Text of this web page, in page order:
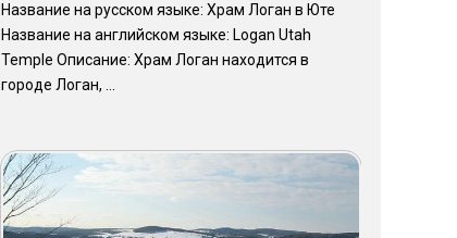
Название на русском языке: Храм Логан в Юте
Название на английском языке: Logan Utah
Temple Описание: Храм Логан находится в
городе Логан, ...